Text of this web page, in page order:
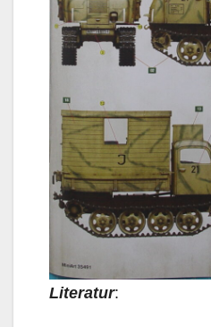
Literatur: